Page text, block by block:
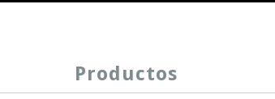
Productos